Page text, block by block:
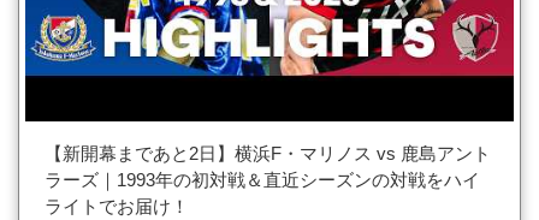
【新開幕まであと2日】横浜F・マリノス vs 鹿島アント
ラーズ｜1993年の初対戦＆直近シーズンの対戦をハイ
ライトでお届け！